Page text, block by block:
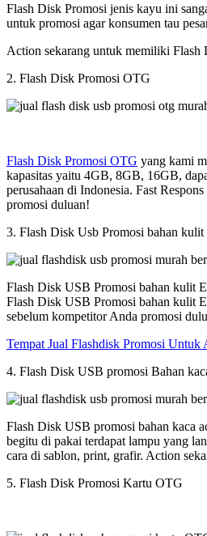
Flash Disk Promosi jenis kayu ini
untuk promosi agar konsumen tau
Action sekarang untuk memiliki
2. Flash Disk Promosi OTG
Flash Disk Promosi OTG yang kami
kapasitas yaitu 4GB, 8GB, 16GB,
perusahaan di Indonesia. Fast
promosi duluan!
3. Flash Disk Usb Promosi bahan
Flash Disk USB Promosi bahan kulit
Flash Disk USB Promosi bahan kulit
sebelum kompetitor Anda promosi
Tempat Jual Flashdisk Promosi
4. Flash Disk USB promosi Bahan
Flash Disk USB promosi bahan kaca
begitu di pakai terdapat lampu yang
cara di sablon, print, grafir. Action
5. Flash Disk Promosi Kartu OTG